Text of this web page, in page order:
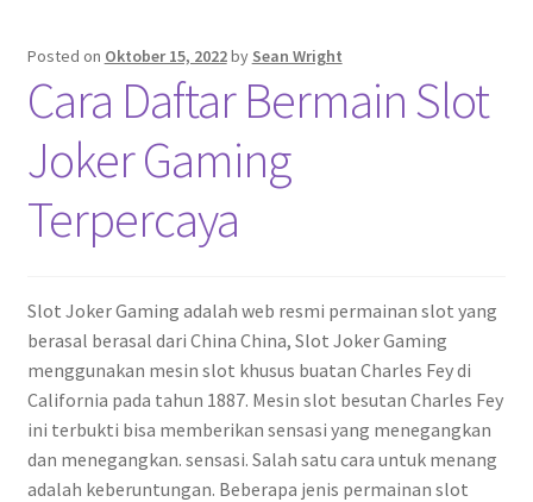
Posted on Oktober 15, 2022by Sean Wright
Cara Daftar Bermain Slot
Joker Gaming
Terpercaya
Slot Joker Gaming adalah web resmi permainan slot yang
berasal berasal dari China China, Slot Joker Gaming
menggunakan mesin slot khusus buatan Charles Fey di
California pada tahun 1887. Mesin slot besutan Charles Fey
ini terbukti bisa memberikan sensasi yang menegangkan
dan menegangkan. sensasi. Salah satu cara untuk menang
adalah keberuntungan. Beberapa jenis permainan slot